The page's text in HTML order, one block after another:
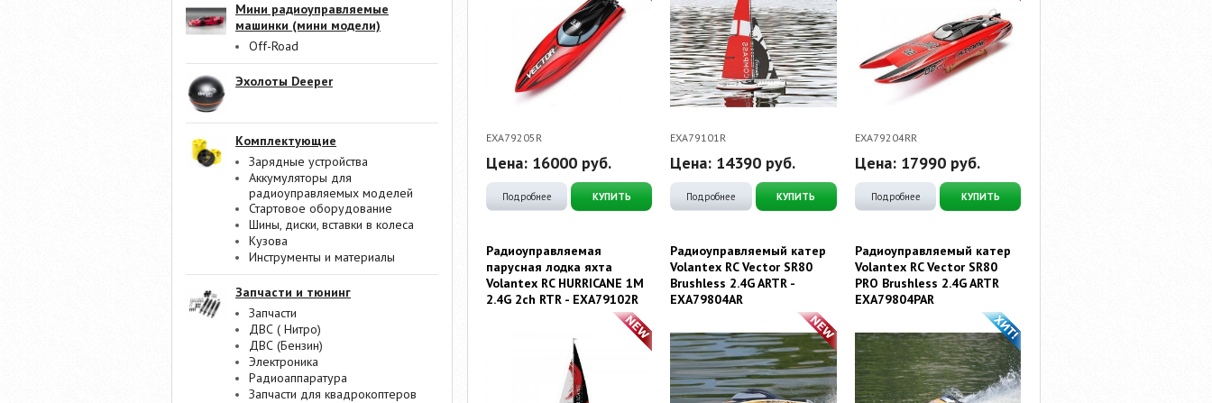
Мини радиоуправляемые
машинки (мини модели)
Off-Road
Эхолоты Deeper
Комплектующие
Зарядные устройства
Аккумуляторы для
радиоуправляемых моделей
Стартовое оборудование
Шины, диски, вставки в колеса
Кузова
Инструменты и материалы
Запчасти и тюнинг
Запчасти
ДВС ( Нитро)
ДВС (Бензин)
Электроника
Радиоаппаратура
Запчасти для квадрокоптеров
EXA79205R
Цена: 16000 руб.
Подробнее КУПИТЬ
EXA79101R
Цена: 14390 руб.
Подробнее КУПИТЬ
EXA79204RR
Цена: 17990руб.
Подробнее КУПИТЬ
Радиоуправляемая
парусная лодка яхта
Volantex RC HURRICANE 1M
2.4G 2ch RTR - EXA79102R
Радиоуправляемый катер
Volantex RC Vector SR80
Brushless 2.4G ARTR -
EXA79804AR
Радиоуправляемый катер
Volantex RC Vector SR80
PRO Brushless 2.4G ARTR
EXA79804PAR